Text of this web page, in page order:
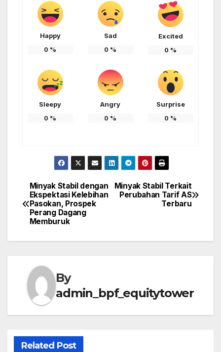
Happy
0 %
Sad
0 %
Excited
0 %
Sleepy
0 %
Angry
0 %
Surprise
0 %
Post
navigation
Minyak Stabil Terkait
Perubahan Tarif AS
Terbaru
Minyak Stabil dengan
Ekspektasi Kelebihan
Pasokan, Prospek
Perang Dagang
Memburuk
By
admin_bpf_equitytower
Related Post